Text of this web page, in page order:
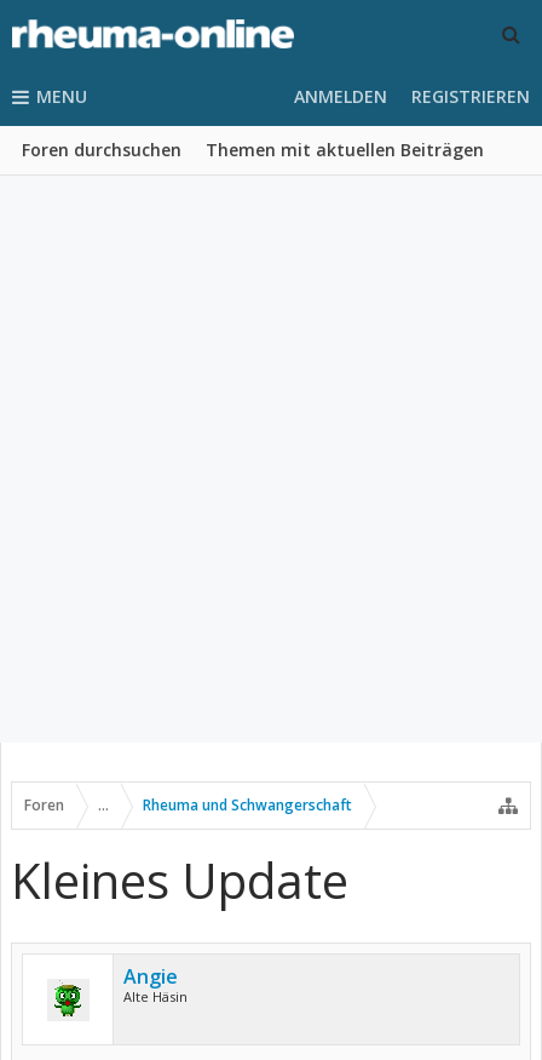
MENU
Foren durchsuchen Themen mit aktuellen Beiträgen
ANMELDEN REGISTRIEREN
Foren ... Rheuma und Schwangerschaft
Kleines Update
Angie
Alte Häsin